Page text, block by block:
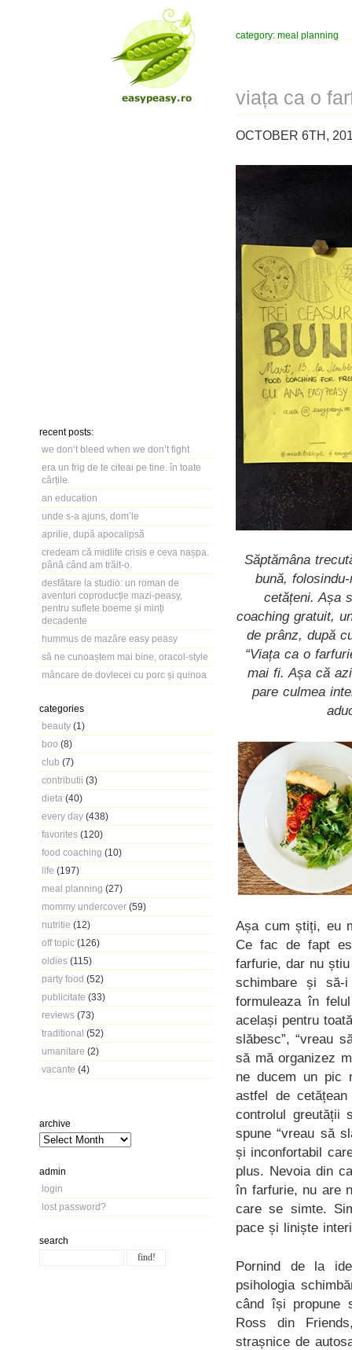
recent posts:
we don’t bleed when we don’t fight
era un frig de te citeai pe tine. în toate
cărțile.
an education
unde s-a ajuns, dom’le
aprilie, după apocalipsă
credeam că midlife crisis e ceva nașpa.
până când am trăit-o.
desfătare la studio: un roman de
aventuri coproducție mazi-peasy,
pentru suflete boeme și minți
decadente
hummus de mazăre easy peasy
să ne cunoaștem mai bine, oracol-style
mâncare de dovlecei cu porc și quinoa
categories
beauty (1)
boo (8)
club (7)
contributii (3)
dieta (40)
every day (438)
favorites (120)
food coaching (10)
life (197)
meal planning (27)
mommy undercover (59)
nutritie (12)
off topic (126)
oldies (115)
party food (52)
publicitate (33)
reviews (73)
traditional (52)
umanitare (2)
vacante (4)
archive
admin
login
lost password?
search
category: meal planning
viața ca o
OCTOBER 6TH,
Săptămâna
bună,
cetățeni. Așa
coaching gratuit,
de prânz, după
“Viața ca o
mai fi. Așa că
pare culmea
Așa cum știți, eu
Ce fac de fapt
farfurie, dar nu
schimbare și
formuleaza în
același pentru
slăbesc”, “vreau
să mă organizez
ne ducem un pic
astfel de
controlul greutății
spune “vreau să
și inconfortabil
plus. Nevoia din
în farfurie, nu are
care se simte.
pace și liniște
Pornind de la
psihologia
când își propune
Ross din
strașnice de